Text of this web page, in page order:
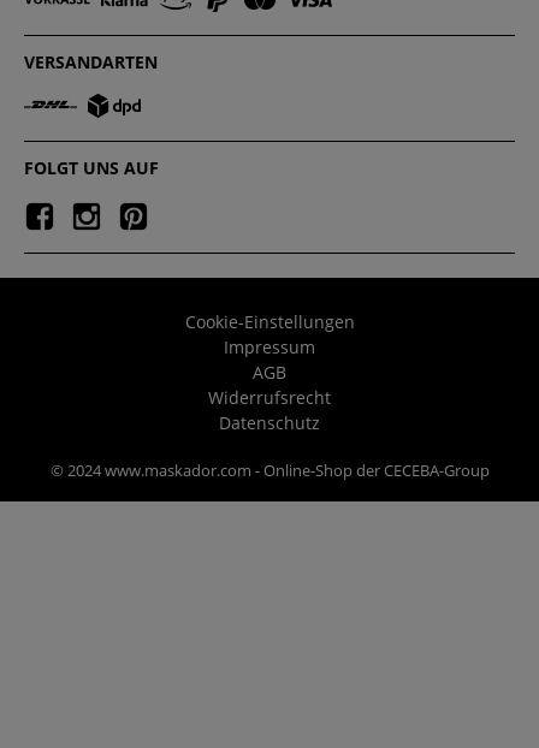
VERSANDARTEN
FOLGT UNS AUF
Cookie-Einstellungen
Impressum
AGB
Widerrufsrecht
Datenschutz
© 2024 www.maskador.com - Online-Shop der CECEBA-Group